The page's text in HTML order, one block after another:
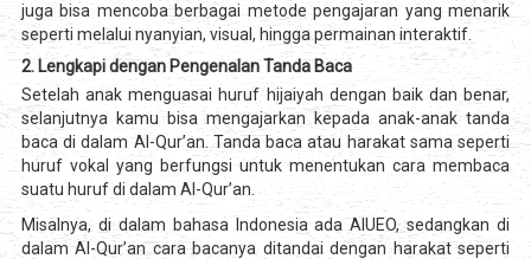
juga bisa mencoba berbagai metode pengajaran yang menarik
seperti melalui nyanyian, visual, hingga permainan interaktif.
2. Lengkapi dengan Pengenalan Tanda Baca
Setelah anak menguasai huruf hijaiyah dengan baik dan benar,
selanjutnya kamu bisa mengajarkan kepada anak-anak tanda
baca di dalam Al-Qur’an. Tanda baca atau harakat sama seperti
huruf vokal yang berfungsi untuk menentukan cara membaca
suatu huruf di dalam Al-Qur’an.
Misalnya, di dalam bahasa Indonesia ada AIUEO, sedangkan di
dalam Al-Qur’an cara bacanya ditandai dengan harakat seperti